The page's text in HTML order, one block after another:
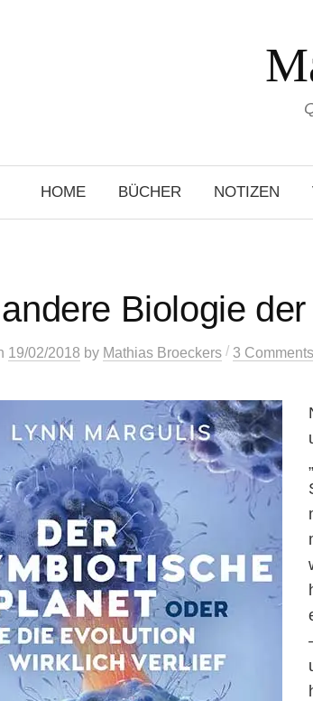
HOME BÜCHER NOTIZEN
Biologie
19/02/2018 by Mathias Broeckers / 3 Comments